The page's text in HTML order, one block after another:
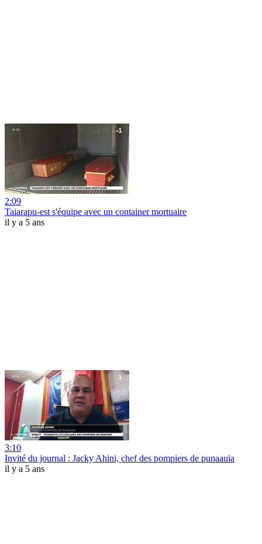
2:09
Taiarapu-est s'équipe avec un container mortuaire
il y a 5 ans
3:10
Invité du journal : Jacky Ahini, chef des pompiers de punaauia
il y a 5 ans